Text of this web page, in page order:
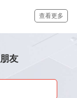
查看更多
友